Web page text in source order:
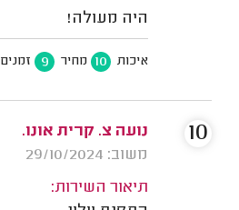
היה מעולה!
איכות 10 מחיר 9 זמנים
נועה צ. קרית אונו.
משוב: 29/10/2024
תיאור השירות:
10